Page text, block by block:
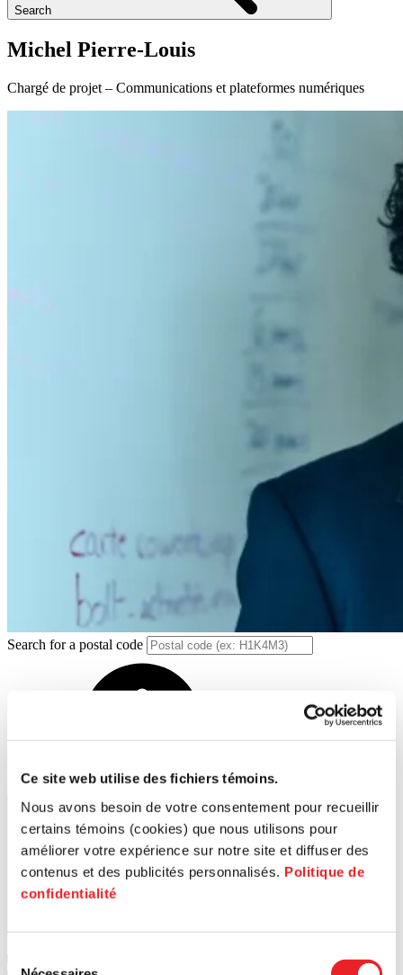
Ce site web utilise des fichiers témoins.
Nous avons besoin de votre consentement pour recueillir
certains témoins (cookies) que nous utilisons pour
améliorer votre expérience sur notre site et diffuser des
contenus et des publicités personnalisés. Politique de
confidentialité
Search
Michel Pierre-Louis
Chargé de projet – Communications et plateformes numériques
Search for a postal code